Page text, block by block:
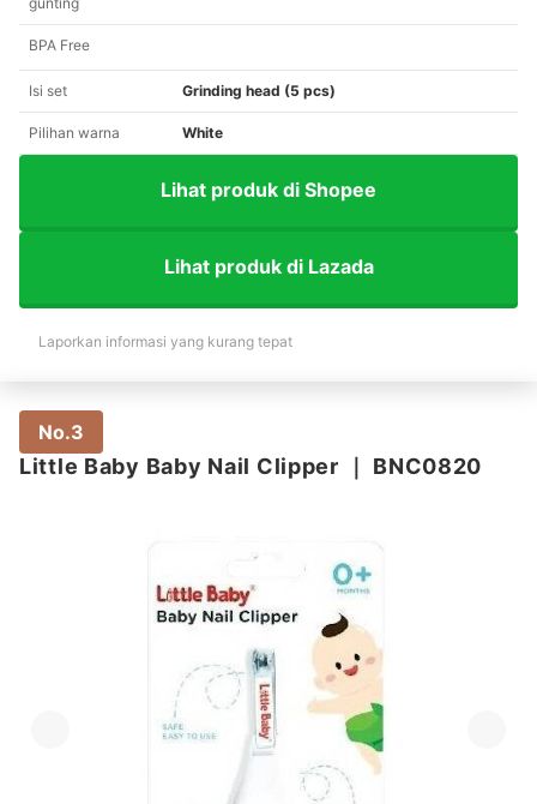
BPA Free
Isi set Grinding head (5 pcs)
Pilihan warna White
Lihat produk di Shopee
Lihat produk di Lazada
Laporkan informasi yang kurang tepat
No.3
Little Baby Baby Nail Clipper BNC0820